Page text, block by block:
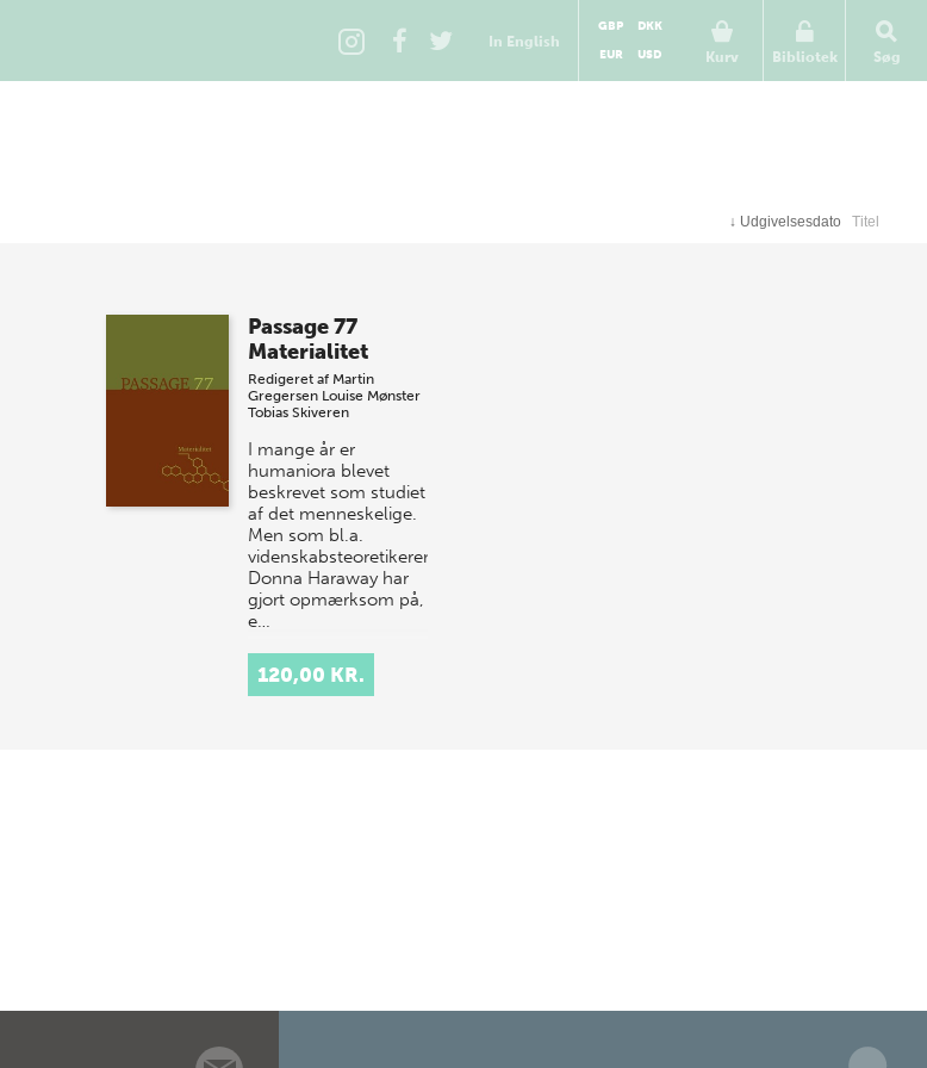
In English
Kurv
GBP
DKK
EUR
USD Bibliotek Søg
↓ Udgivelsesdato Titel
Passage 77
Materialitet
Redigeret af Martin
Gregersen Louise Mønster
Tobias Skiveren
I mange år er
humaniora blevet
beskrevet som studiet
af det menneskelige.
Men som bl.a.
videnskabsteoretikeren
Donna Haraway har
gjort opmærksom på,
e…
120,00 KR.